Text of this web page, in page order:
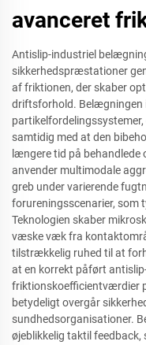
avanceret
Antislip-industriel
sikkerhedspræstationer
af friktionen, der skaber
driftsforhold. Belægningen
samtidig med at den
længere tid på behandlede
anvender multimodale
greb under varierende
forureningsscenarier, som
Teknologien skaber
væske væk fra
tilstrækkelig ruhed til at
at en korrekt påført
friktionskoefficientværdier
betydeligt overgår
sundhedsorganisationer.
øjeblikkelig taktil feedback,